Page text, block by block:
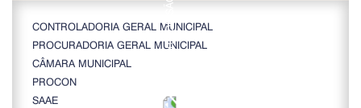
CONTROLADORIA GERAL MUNICIPAL
PROCURADORIA GERAL MUNICIPAL
CÂMARA MUNICIPAL
PROCON
SAAE